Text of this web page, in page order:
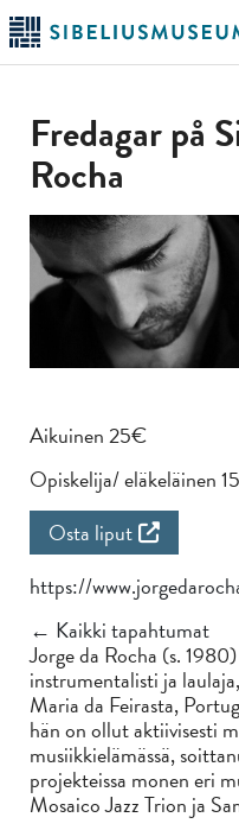
Siirry
pääsisältöön
Fredagar på
Rocha
Aikuinen 25€
Opiskelija/ eläkeläinen
Osta liput
https://
← Kaikki tapahtumat
Jorge da Rocha (s.
instrumentalisti ja
Maria da Feirasta,
hän on ollut aktiivisesti
musiikkielämässä,
projekteissa monen eri
Mosaico Jazz Trion ja